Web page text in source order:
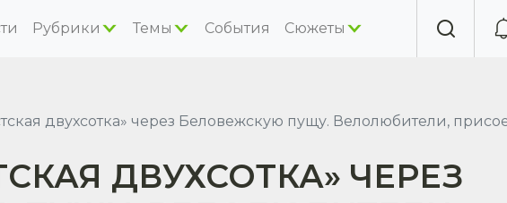
Рубрики Темы События Сюжеты
двухсотка» через Беловежскую пущу. Велолюбители,
ДВУХСОТКА» ЧЕРЕЗ